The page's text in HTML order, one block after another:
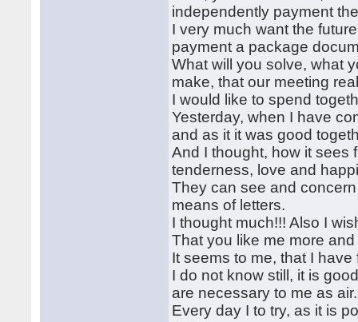
independently payment
I very much want the
payment a package
What will you solve, what
make, that our meeting
I would like to spend
Yesterday, when I have
and as it it was good
And I thought, how it sees
tenderness, love and
They can see and
means of letters.
I thought much!!! Also I
That you like me more
It seems to me, that I
I do not know still, it is
are necessary to me as air.
Every day I to try, as it is